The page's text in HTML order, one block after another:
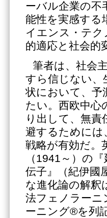
ーバル企業の不
能性を実感する
イエンス・テ
的適応と社会的
筆者は、社会
すら信じない、
状において、予
たい。西欧中心
り出して、無
避するためには
戦略が有効だ。
（1941～）の
伝子』（紀伊國
な進化論の解釈
法フェノラー
ーニング®を列